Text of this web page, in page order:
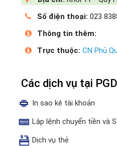
Số điện thoại: 023
Thông tin thêm:
Trực thuộc: CN Phủ
Các dịch vụ tại
In sao kê tài khoản
Lập lệnh chuyển tiền và
Dịch vụ thẻ